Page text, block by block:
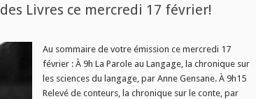
Livres ce mercredi 17 février!
Au sommaire de votre émission ce mercredi 17
février : À 9h La Parole au Langage, la chronique sur
les sciences du langage, par Anne Gensane. À 9h15
Relevé de conteurs, la chronique sur le conte, par